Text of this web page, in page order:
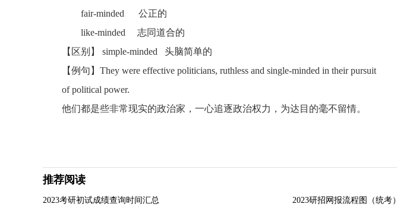
fair-minded 公正的
like-minded 志同道合的
【区别】 simple-minded 头脑简单的
【例句】They were effective politicians, ruthless and single-minded in their pursuit
of political power.
他们都是些非常现实的政治家，一心追逐政治权力，为达目的毫不留情。
推荐阅读
2023考研初试成绩查询时间汇总
2023研招网报流程图（统考）